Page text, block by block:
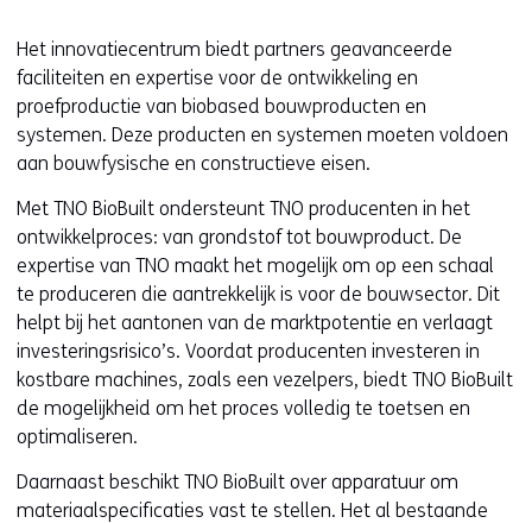
Het innovatiecentrum biedt partners geavanceerde
faciliteiten en expertise voor de ontwikkeling en
proefproductie van biobased bouwproducten en
systemen. Deze producten en systemen moeten voldoen
aan bouwfysische en constructieve eisen.
Met TNO BioBuilt ondersteunt TNO producenten in het
ontwikkelproces: van grondstof tot bouwproduct. De
expertise van TNO maakt het mogelijk om op een schaal
te produceren die aantrekkelijk is voor de bouwsector. Dit
helpt bij het aantonen van de marktpotentie en verlaagt
investeringsrisico’s. Voordat producenten investeren in
kostbare machines, zoals een vezelpers, biedt TNO BioBuilt
de mogelijkheid om het proces volledig te toetsen en
optimaliseren.
Daarnaast beschikt TNO BioBuilt over apparatuur om
materiaalspecificaties vast te stellen. Het al bestaande